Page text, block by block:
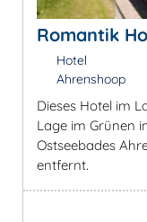
Romantik
Hotel
Ahrenshoop
Dieses Hotel im
Lage im Grünen
Ostseebades
entfernt.